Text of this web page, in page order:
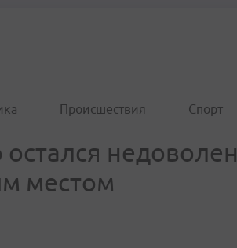
Происшествия Спорт
недоволен
местом